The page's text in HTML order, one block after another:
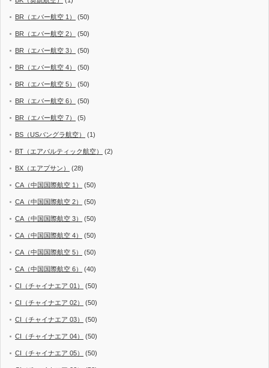
BR（エバー航空 1） (50)
BR（エバー航空 2） (50)
BR（エバー航空 3） (50)
BR（エバー航空 4） (50)
BR（エバー航空 5） (50)
BR（エバー航空 6） (50)
BR（エバー航空 7） (5)
BS（USバングラ航空） (1)
BT（エアバルティック航空） (2)
BX（エアプサン） (28)
CA（中国国際航空 1） (50)
CA（中国国際航空 2） (50)
CA（中国国際航空 3） (50)
CA（中国国際航空 4） (50)
CA（中国国際航空 5） (50)
CA（中国国際航空 6） (40)
CI（チャイナエア 01） (50)
CI（チャイナエア 02） (50)
CI（チャイナエア 03） (50)
CI（チャイナエア 04） (50)
CI（チャイナエア 05） (50)